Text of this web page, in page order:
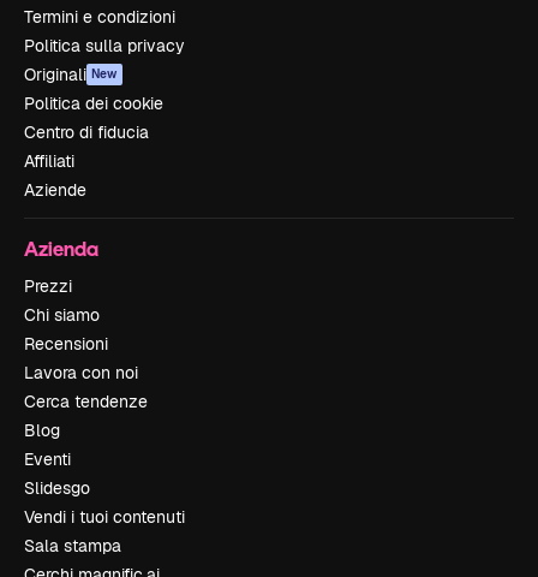
Termini e condizioni
Politica sulla privacy
Originali New
Politica dei cookie
Centro di fiducia
Affiliati
Aziende
Azienda
Prezzi
Chi siamo
Recensioni
Lavora con noi
Cerca tendenze
Blog
Eventi
Slidesgo
Vendi i tuoi contenuti
Sala stampa